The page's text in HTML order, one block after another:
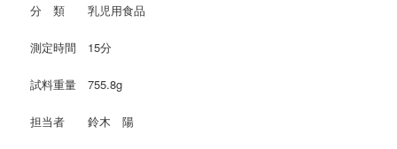
分 類 乳児用食品
測定時間 15分
試料重量 755.8g
担当者 鈴木 陽